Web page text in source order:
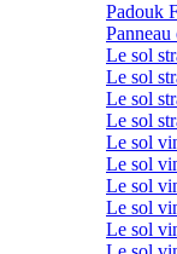
Padouk
Le sol
Le sol
Le sol
Le sol
Le sol
Le sol
Le sol
Le sol
Le sol